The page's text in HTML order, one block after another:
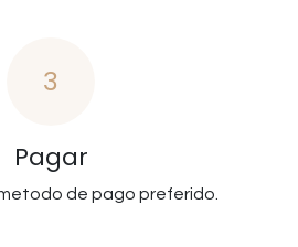
3
Pagar
de pago preferido.